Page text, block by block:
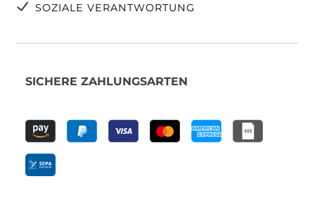
SOZIALE VERANTWORTUNG
SICHERE ZAHLUNGSARTEN